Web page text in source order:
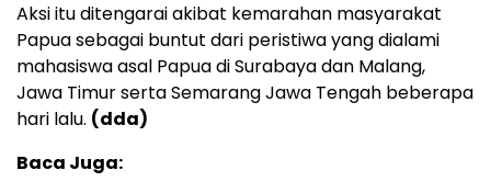
Aksi itu ditengarai akibat kemarahan masyarakat
Papua sebagai buntut dari peristiwa yang dialami
mahasiswa asal Papua di Surabaya dan Malang,
Jawa Timur serta Semarang Jawa Tengah beberapa
hari lalu. (dda)
Baca Juga: